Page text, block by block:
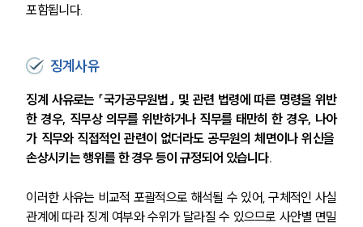
포함됩니다.
징계사유
징계 사유로는 「국가공무원법」 및 관련 법령에 따른 명령을 위반
한 경우, 직무상 의무를 위반하거나 직무를 태만히 한 경우, 나아
가 직무와 직접적인 관련이 없더라도 공무원의 체면이나 위신을
손상시키는 행위를 한 경우 등이 규정되어 있습니다.
이러한 사유는 비교적 포괄적으로 해석될 수 있어, 구체적인 사실
관계에 따라 징계 여부와 수위가 달라질 수 있으므로 사안별 면밀